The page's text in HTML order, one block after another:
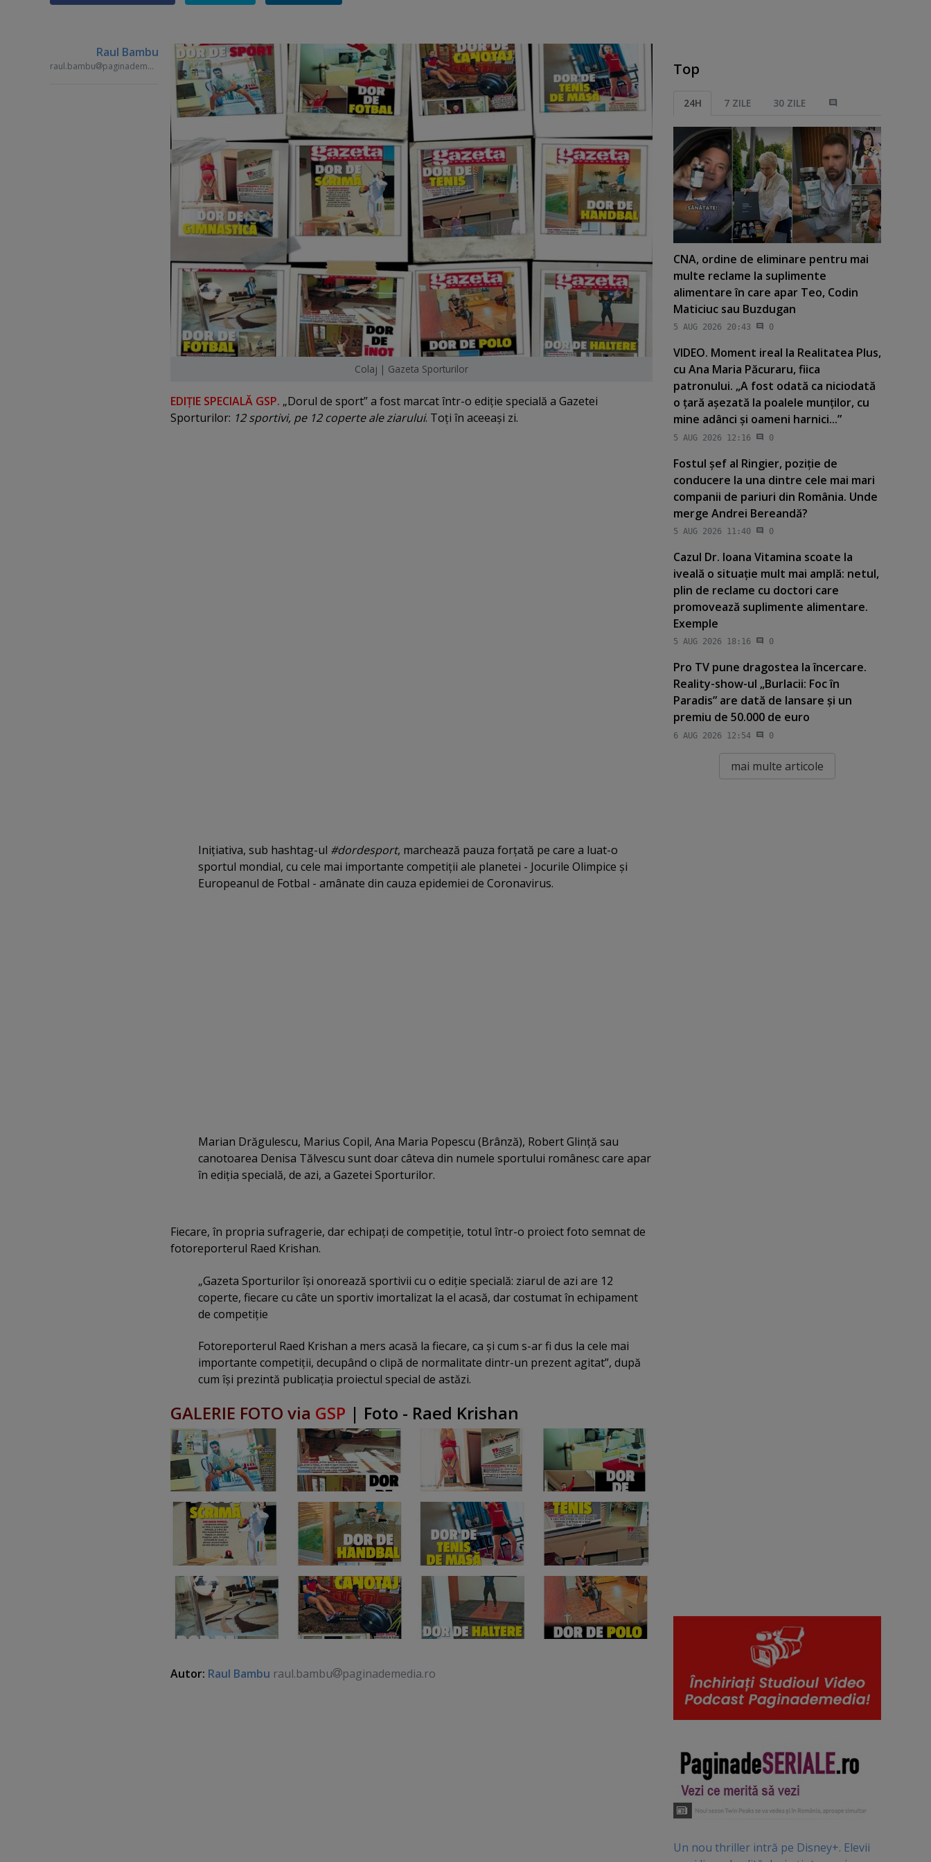
Raul Bambu
raul.bambu paginademedia.ro
Colaj | Gazeta Sporturilor
EDIŢIE SPECIALĂ GSP. „Dorul de sport” a fost marcat într-o ediţie specială a Gazetei
Sporturilor: 12 sportivi, pe 12 coperte ale ziarului. Toţi în aceeaşi zi.
Iniţiativa, sub hashtag-ul #dordesport, marchează pauza forţată pe care a luat-o
sportul mondial, cu cele mai importante competiţii ale planetei - Jocurile Olimpice şi
Europeanul de Fotbal - amânate din cauza epidemiei de Coronavirus.
Marian Drăgulescu, Marius Copil, Ana Maria Popescu (Brânză), Robert Glinţă sau
canotoarea Denisa Tălvescu sunt doar câteva din numele sportului românesc care apar
în ediţia specială, de azi, a Gazetei Sporturilor.
Fiecare, în propria sufragerie, dar echipaţi de competiţie, totul într-o proiect foto semnat de
fotoreporterul Raed Krishan.
„Gazeta Sporturilor îşi onorează sportivii cu o ediţie specială: ziarul de azi are 12
coperte, fiecare cu câte un sportiv imortalizat la el acasă, dar costumat în echipament
de competiţie
Fotoreporterul Raed Krishan a mers acasă la fiecare, ca şi cum s-ar fi dus la cele mai
importante competiţii, decupând o clipă de normalitate dintr-un prezent agitat”, după
cum îşi prezintă publicaţia proiectul special de astăzi.
GALERIE FOTO via GSP | Foto - Raed Krishan
Autor: Raul Bambu raul.bambu paginademedia.ro
Top
24H 7 ZILE 30 ZILE
CNA, ordine de eliminare pentru mai
multe reclame la suplimente
alimentare în care apar Teo, Codin
Maticiuc sau Buzdugan
5 AUG 2026 20:43 0
VIDEO. Moment ireal la Realitatea Plus,
cu Ana Maria Păcuraru, fiica
patronului. „A fost odată ca niciodată
o ţară aşezată la poalele munţilor, cu
mine adânci şi oameni harnici...”
5 AUG 2026 12:16 0
Fostul şef al Ringier, poziţie de
conducere la una dintre cele mai mari
companii de pariuri din România. Unde
merge Andrei Bereandă?
5 AUG 2026 11:40 0
Cazul Dr. Ioana Vitamina scoate la
iveală o situaţie mult mai amplă: netul,
plin de reclame cu doctori care
promovează suplimente alimentare.
Exemple
5 AUG 2026 18:16 0
Pro TV pune dragostea la încercare.
Reality-show-ul „Burlacii: Foc în
Paradis” are dată de lansare şi un
premiu de 50.000 de euro
6 AUG 2026 12:54 0
mai multe articole
Un nou thriller intră pe Disney+. Elevii